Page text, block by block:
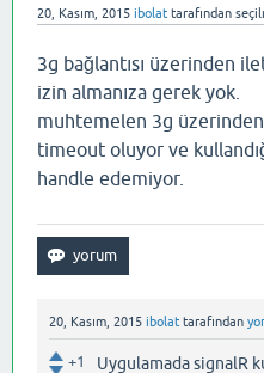
20, Kasım, 2015 ibolat tarafından
3g bağlantısı üzerinden
izin almanıza gerek yok.
muhtemelen 3g üzerinden
timeout oluyor ve
handle edemiyor.
20, Kasım, 2015 ibolat tarafından
+1 Uygulamada signalR